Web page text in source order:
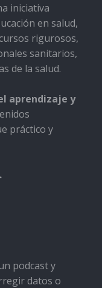
iniciativa
en salud,
rigurosos,
sanitarios,
de la salud.
aprendizaje y
práctico y
podcast y
datos o